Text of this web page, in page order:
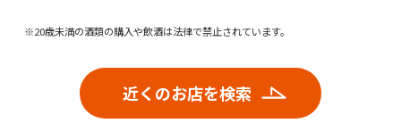
※20歳未満の酒類の購入や飲酒は法律で禁止されています。
近くのお店を検索